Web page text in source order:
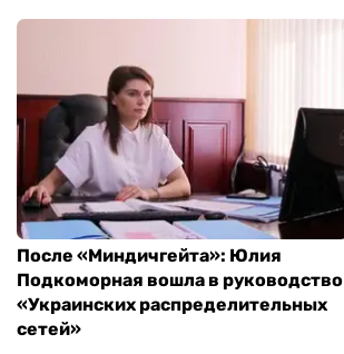
После «Миндичгейта»: Юлия
Подкоморная вошла в руководство
«Украинских распределительных
сетей»